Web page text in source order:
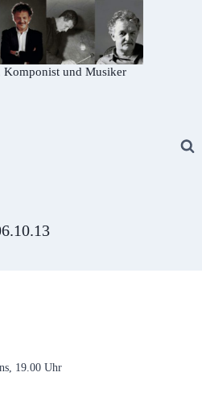
Komponist und Musiker
19.00 Uhr